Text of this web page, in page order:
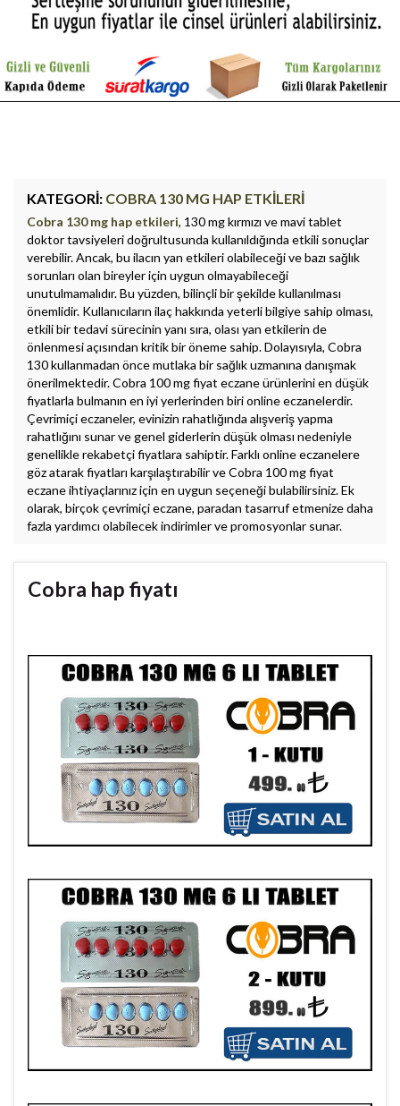
KATEGORI: COBRA 130 MG HAP ETKILERI
Cobra 130 mg hap etkileri, 130 mg kırmızı ve mavi tablet
doktor tavsiyeleri doğrultusunda kullanıldığında etkili sonuçlar
verebilir. Ancak, bu ilacın yan etkileri olabileceği ve bazı sağlık
sorunları olan bireyler için uygun olmayabileceği
unutulmamalıdır. Bu yüzden, bilinçli bir şekilde kullanılması
önemlidir. Kullanıcıların ilaç hakkında yeterli bilgiye sahip olması,
etkili bir tedavi sürecinin yanı sıra, olası yan etkilerin de
önlenmesi açısından kritik bir öneme sahip. Dolayısıyla, Cobra
130 kullanmadan önce mutlaka bir sağlık uzmanına danışmak
önerilmektedir. Cobra 100 mg fiyat eczane ürünlerini en düşük
fiyatlarla bulmanın en iyi yerlerinden biri online eczanelerdir.
Çevrimiçi eczaneler, evinizin rahatlığında alışveriş yapma
rahatlığını sunar ve genel giderlerin düşük olması nedeniyle
genellikle rekabetçi fiyatlara sahiptir. Farklı online eczanelere
göz atarak fiyatları karşılaştırabilir ve Cobra 100 mg fiyat
eczane ihtiyaçlarınız için en uygun seçeneği bulabilirsiniz. Ek
olarak, birçok çevrimiçi eczane, paradan tasarruf etmenize daha
fazla yardımcı olabilecek indirimler ve promosyonlar sunar.
Cobra hap fiyatı